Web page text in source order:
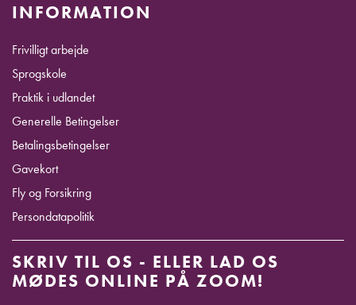
INFORMATION
Frivilligt arbejde
Sprogskole
Praktik i udlandet
Generelle Betingelser
Betalingsbetingelser
Gavekort
Fly og Forsikring
Persondatapolitik
SKRIV TIL OS - ELLER LAD OS
MØDES ONLINE PÅ ZOOM!